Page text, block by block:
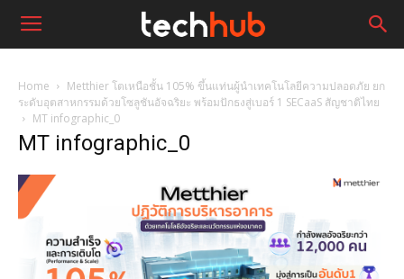
Home
Metthier โตเหนือชั้น 105% ขึ้นแท่นผู้นำเทคโนโลยีความปลอดภัย ยก
ระดับอุตสาหกรรมด้วยโซลูชันอัจฉริยะ พร้อมปักธงสู่เบอร์ 1 SECaaS สัญชาติไทย
MT infographic_0
MT infographic_0